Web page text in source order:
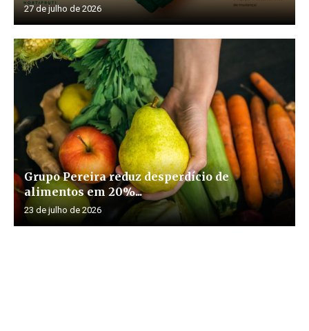
27 de julho de 2026
Grupo Pereira reduz desperdício de
alimentos em 20%...
23 de julho de 2026